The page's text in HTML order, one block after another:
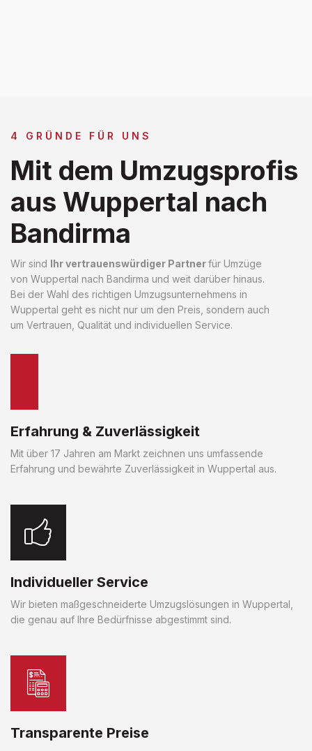
4 GRÜNDE FÜR UNS
Mit dem Umzugsprofis
aus Wuppertal nach
Bandirma
Wir sind Ihr vertrauenswürdiger Partnerfür Umzüge
von Wuppertal nach Bandirma und weit darüber hinaus.
Bei der Wahl des richtigen Umzugsunternehmens in
Wuppertal geht es nicht nur um den Preis, sondern auch
um Vertrauen, Qualität und individuellen Service.
Erfahrung & Zuverlässigkeit
Mit über 17 Jahren am Markt zeichnen uns umfassende
Erfahrung und bewährte Zuverlässigkeit in Wuppertal aus.
Individueller Service
Wir bieten maßgeschneiderte Umzugslösungen in Wuppertal,
die genau auf Ihre Bedürfnisse abgestimmt sind.
Transparente Preise